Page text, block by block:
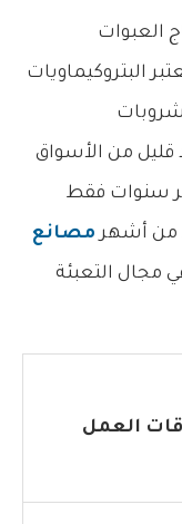
العبوات
البتروكيماويات
من الأسواق
سنوات فقط
من أشهر مصانع
مجال التعبئة
العمل